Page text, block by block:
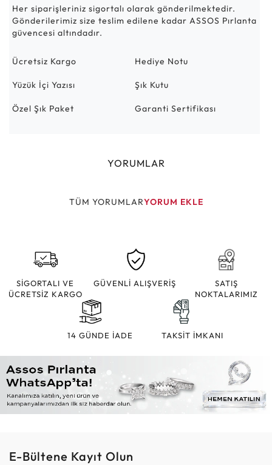
Her siparişleriniz sigortalı olarak gönderilmektedir.
Gönderilerimiz size teslim edilene kadar ASSOS Pırlanta
güvencesi altındadır.
Ücretsiz Kargo Hediye Notu
Yüzük İçi Yazısı Şık Kutu
Özel Şık Paket Garanti Sertifikası
YORUMLAR
TÜM YORUMLARYORUM EKLE
SİGORTALI VE
ÜCRETSİZ KARGO
GÜVENLİ ALIŞVERİŞ
SATIŞ
NOKTALARIMIZ
14 GÜNDE İADE TAKSİT İMKANI
E-Bültene Kayıt Olun